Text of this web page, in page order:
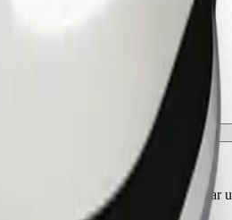
et les sièges doivent être protégés par